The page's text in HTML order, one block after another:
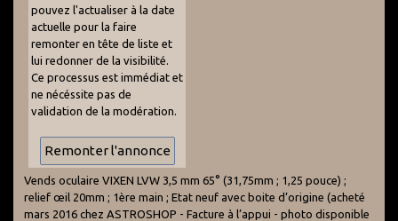
pouvez l'actualiser à la date
actuelle pour la faire
remonter en tête de liste et
lui redonner de la visibilité.
Ce processus est immédiat et
ne nécéssite pas de
validation de la modération.
Vends oculaire VIXEN LVW 3,5 mm 65° (31,75mm ; 1,25 pouce) ;
relief œil 20mm ; 1ère main ; Etat neuf avec boite d’origine (acheté
mars 2016 chez ASTROSHOP - Facture à l’appui - photo disponible